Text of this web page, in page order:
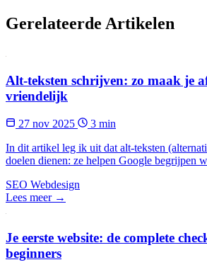
Gerelateerde Artikelen
Alt-teksten schrijven: zo maak je
vriendelijk
27 nov 2025
3 min
In dit artikel leg ik uit dat alt-teksten
doelen dienen: ze helpen Google begrijpen
SEO Webdesign
Lees meer →
Je eerste website: de complete
beginners